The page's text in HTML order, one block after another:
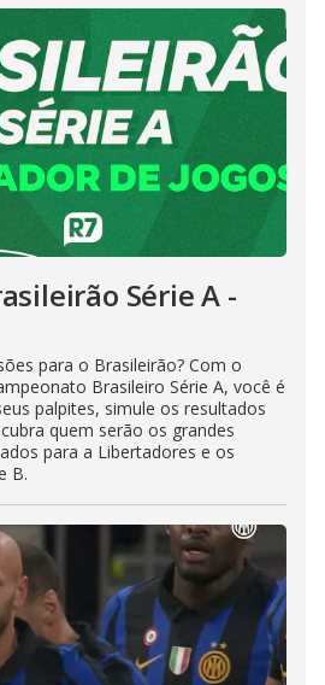
Série A -
para o Brasileirão? Com o
Brasileiro Série A, você é
palpites, simule os resultados
quem serão os grandes
para a Libertadores e os
B.